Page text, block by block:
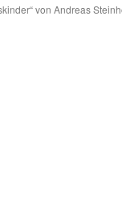
von Andreas